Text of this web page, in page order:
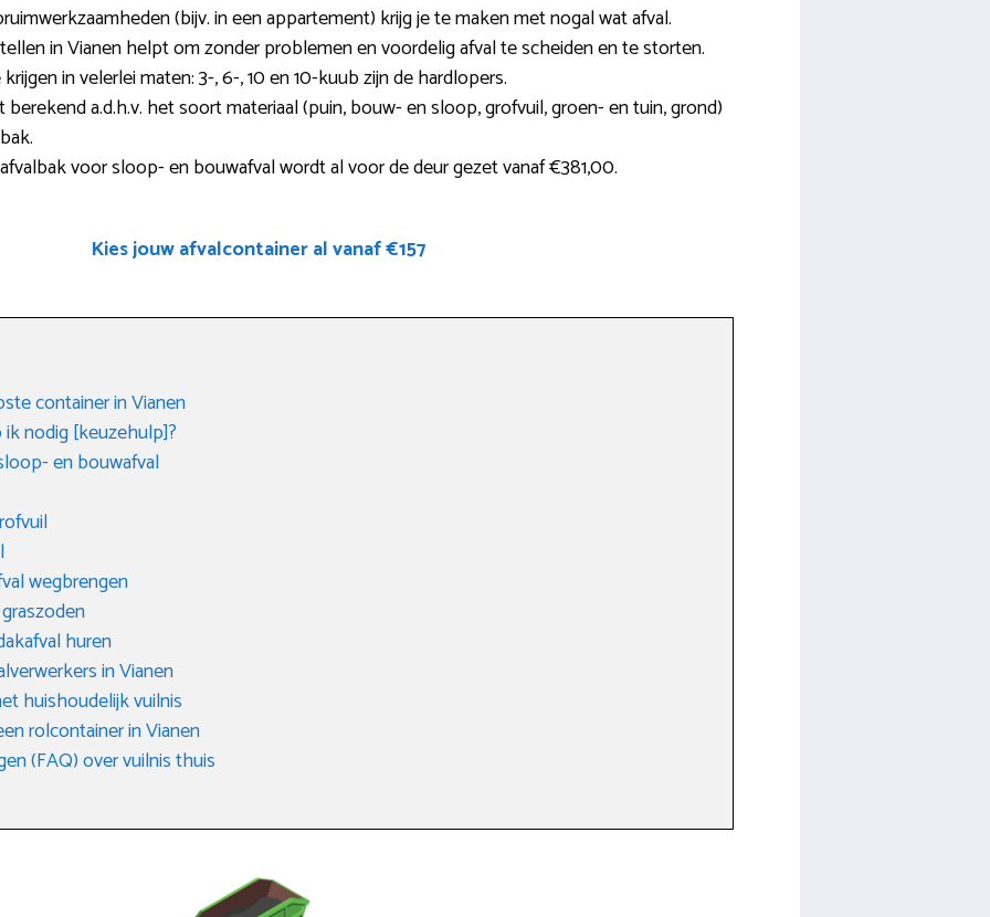
(bijv. in een appartement) krijg je te maken met nogal wat afval.
in Vianen helpt om zonder problemen en voordelig afval te scheiden en te storten.
in velerlei maten: 3-, 6-, 10 en 10-kuub zijn de hardlopers.
a.d.h.v. het soort materiaal (puin, bouw- en sloop, grofvuil, groen- en tuin, grond)
voor sloop- en bouwafval wordt al voor de deur gezet vanaf €381,00.
Kies jouw afvalcontainer al vanaf €157
container in Vianen
nodig [keuzehulp]?
en bouwafval
wegbrengen
huren
in Vianen
huishoudelijk vuilnis
rolcontainer in Vianen
(FAQ) over vuilnis thuis